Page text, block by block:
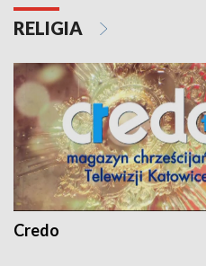
RELIGIA
Credo